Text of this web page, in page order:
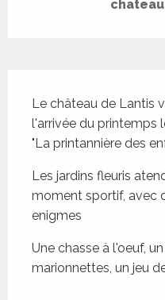
Le château de Lantis
l'arrivée du printemps
"La printannière des
Les jardins fleuris
moment sportif, avec
enigmes
Une chasse à l'oeuf,
marionnettes, un jeu de